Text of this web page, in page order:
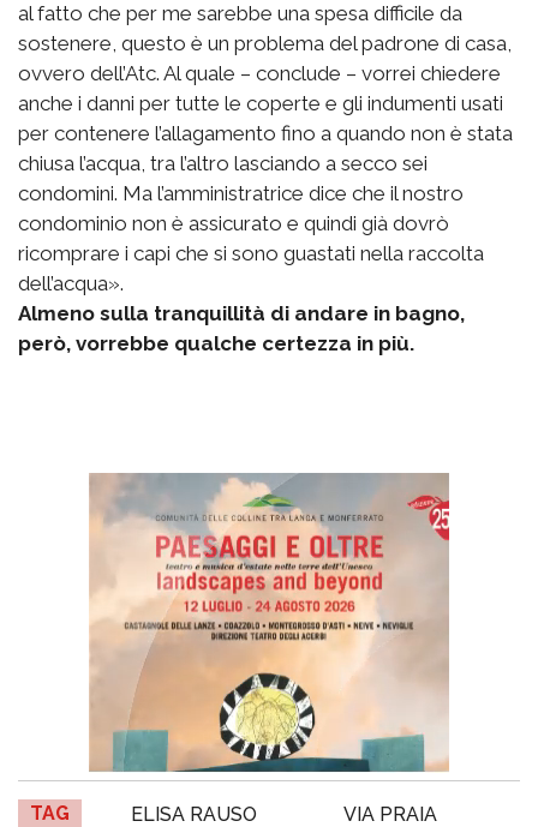
al fatto che per me sarebbe una spesa difficile da
sostenere, questo è un problema del padrone di casa,
ovvero dell’Atc. Al quale – conclude – vorrei chiedere
anche i danni per tutte le coperte e gli indumenti usati
per contenere l’allagamento fino a quando non è stata
chiusa l’acqua, tra l’altro lasciando a secco sei
condomini. Ma l’amministratrice dice che il nostro
condominio non è assicurato e quindi già dovrò
ricomprare i capi che si sono guastati nella raccolta
dell’acqua».
Almeno sulla tranquillità di andare in bagno,
però, vorrebbe qualche certezza in più.
TAG ELISA RAUSO VIA PRAIA